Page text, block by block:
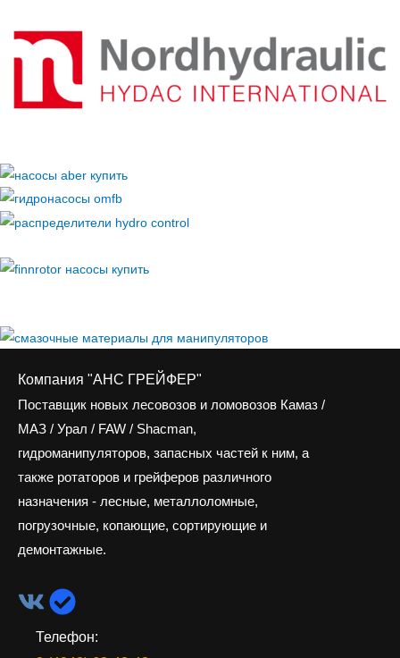
Компания "АНС ГРЕЙФЕР"
Поставщик новых лесовозов и ломовозов Камаз /
МАЗ / Урал / FAW / Shacman,
гидроманипуляторов, запасных частей к ним, а
также ротаторов и грейферов различного
назначения - лесные, металлоломные,
погрузочные, копающие, сортирующие и
демонтажные.
Телефон: